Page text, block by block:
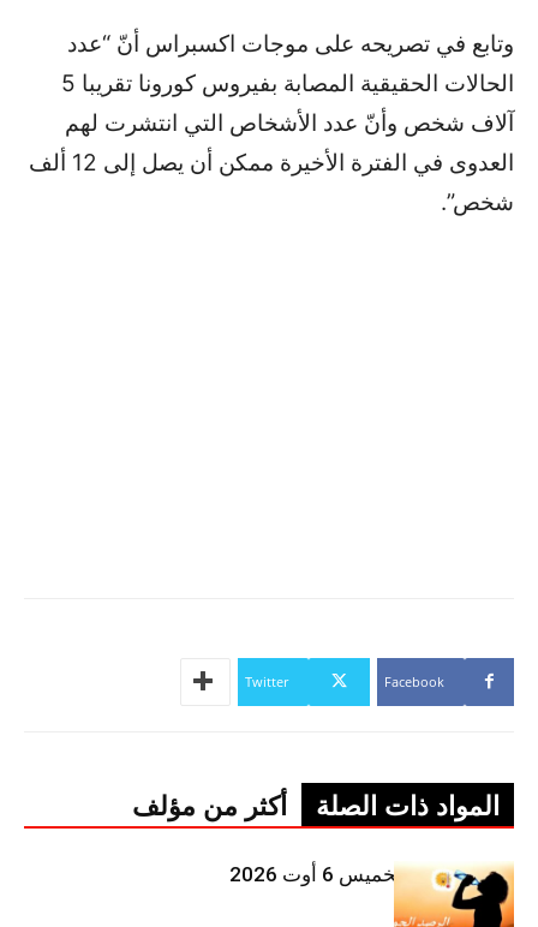
وتابع في تصريحه على موجات اكسبراس أنّ “عدد
الحالات الحقيقية المصابة بفيروس كورونا تقريبا 5
آلاف شخص وأنّ عدد الأشخاص التي انتشرت لهم
العدوى في الفترة الأخيرة ممكن أن يصل إلى 12 ألف
شخص”.
Facebook
Twitter
المواد ذات الصلة أكثر من مؤلف
طقس اليوم الخميس 6 أوت 2026